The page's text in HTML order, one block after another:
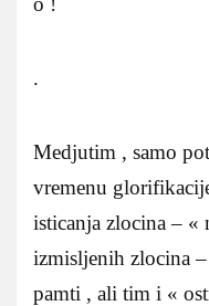
.
Medjutim , samo
vremenu
isticanja zlocina –
izmisljenih zlocina
pamti , ali tim i «